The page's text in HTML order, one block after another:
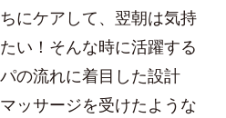
にケアして、翌朝は気持
い！そんな時に活躍する
の流れに着目した設計
ッサージを受けたような